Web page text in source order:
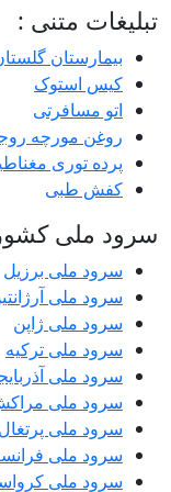
تبلیغات متنی :
بیمارستان
کیس استوک
اتو مسافرتی
روغن مورچه
پرده توری
کفش طبی
سرود ملی
سرود ملی برزیل
سرود ملی
سرود ملی ژاپن
سرود ملی ترکیه
سرود ملی
سرود ملی
سرود ملی پرتغال
سرود ملی
سرود ملی